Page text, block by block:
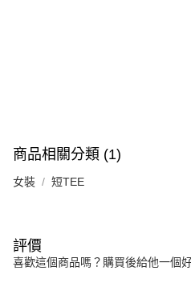
商品相關分類 (1)
女裝 短TEE
評價
喜歡這個商品嗎？購買後給他一個